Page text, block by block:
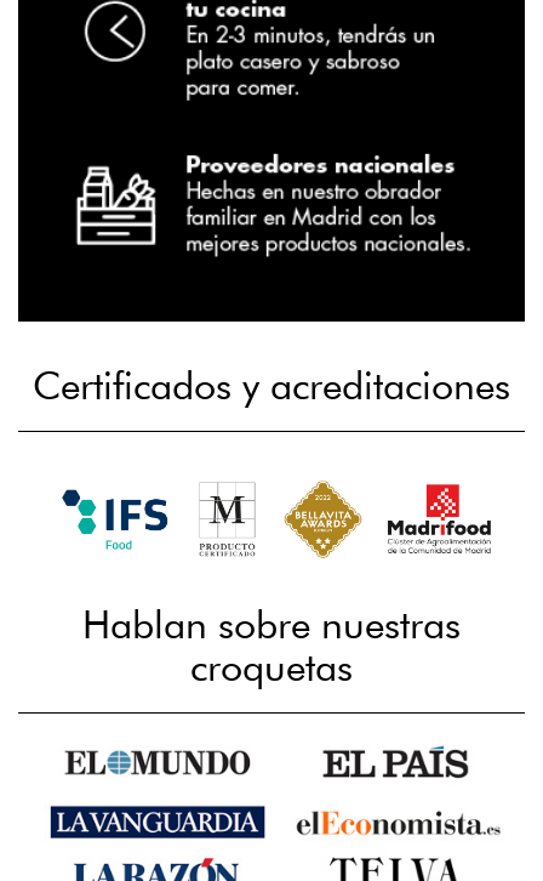
Certificados y acreditaciones
Hablan sobre nuestras
croquetas